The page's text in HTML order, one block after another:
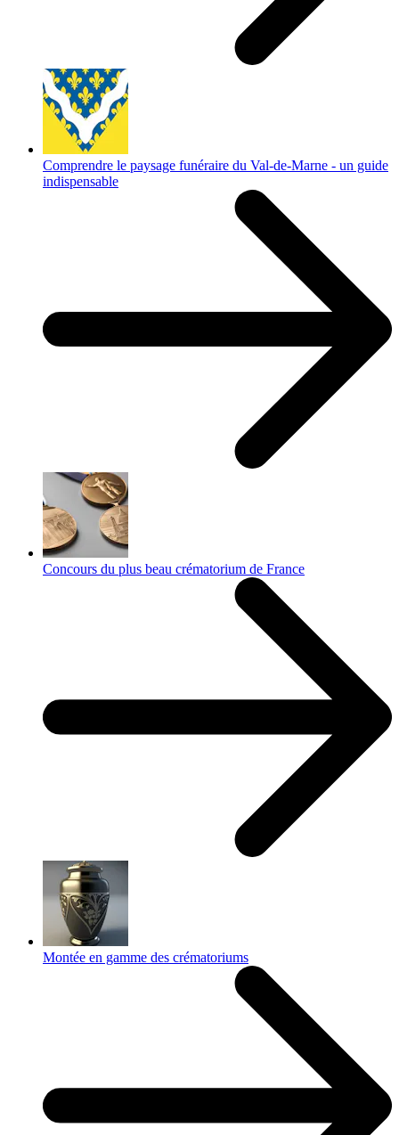
Comprendre le paysage funéraire du Val-de-Marne - un guide
indispensable
Concours du plus beau crématorium de France
Montée en gamme des crématoriums